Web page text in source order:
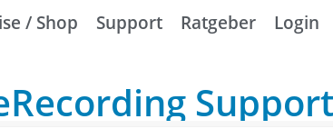
/ Shop Support Ratgeber Login